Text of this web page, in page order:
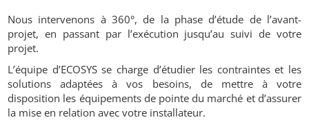
Nous intervenons à 360°, de la phase d’étude de l’avant-
projet, en passant par l’exécution jusqu’au suivi de votre
projet.
L’équipe d’ECOSYS se charge d’étudier les contraintes et les
solutions adaptées à vos besoins, de mettre à votre
disposition les équipements de pointe du marché et d’assurer
la mise en relation avec votre installateur.